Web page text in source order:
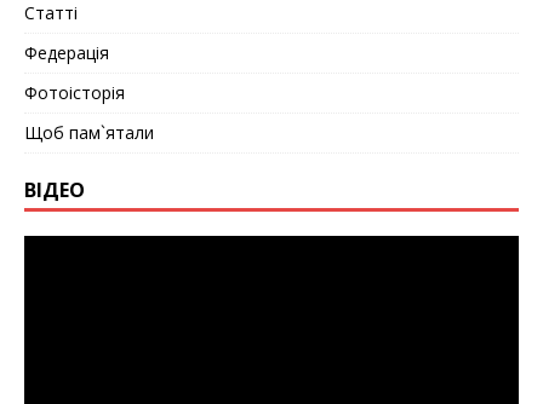
Статті
Федерація
Фотоісторія
Щоб пам`ятали
ВІДЕО